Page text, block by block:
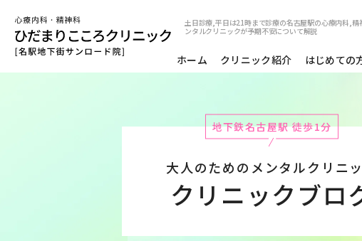
土日診療,平日は21時まで診療の名古屋駅の心療内科,精
ンタルクリニックが予期不安について解説
ホーム クリニック紹介 はじめての
地下鉄名古屋駅 徒歩1分
大人のためのメンタルクリニ
クリニックブロ